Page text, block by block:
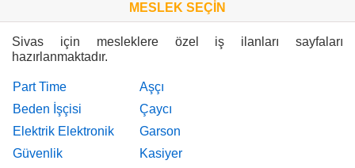
MESLEK SEÇİN
Sivas için mesleklere özel iş ilanları sayfaları
hazırlanmaktadır.
Part Time
Aşçı
Beden İşçisi
Çaycı
Elektrik Elektronik
Garson
Güvenlik
Kasiyer